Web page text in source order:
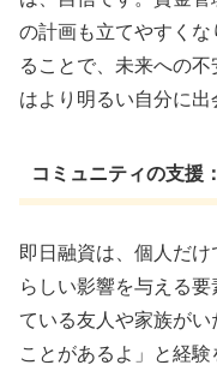
の計画も立てやすく
ることで、未来への
はより明るい自分に出
コミュニティの支援
即日融資は、個人だ
らしい影響を与える
ている友人や家族が
ことがあるよ」と経